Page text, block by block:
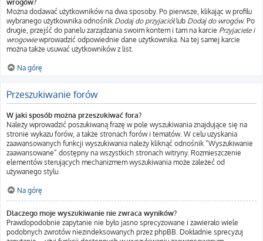
wrogów?
Można dodawać użytkowników na dwa sposoby. Po pierwsze, klikając w profilu
wybranego użytkownika odnośnik Dodaj do przyjaciółlub Dodaj do wrogów. Po
drugie, przejść do panelu zarządzania swoim kontem i tam na karcie Przyjaciele i
wrogowiewprowadzić odpowiednie dane użytkownika. Na tej samej karcie
można także usuwać użytkowników z list.
Na górę
Przeszukiwanie forów
W jaki sposób można przeszukiwać fora?
Należy wprowadzić poszukiwaną frazę w pole wyszukiwania znajdujące się na
stronie wykazu forów, a także stronach forów i tematów. W celu uzyskania
zaawansowanych funkcji wyszukiwania należy kliknąć odnośnik “Wyszukiwanie
zaawansowane” dostępny na wszystkich stronach witryny. Rozmieszczenie
elementów sterujących mechanizmem wyszukiwania może zależeć od
używanego stylu.
Na górę
Dlaczego moje wyszukiwanie nie zwraca wyników?
Prawdopodobnie zapytanie nie było jasno sprecyzowane i zawierało wiele
podobnych zwrotów niezindeksowanych przez phpBB. Dokładnie sprecyzuj